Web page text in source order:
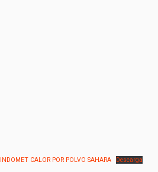
INDOMET CALOR POR POLVO SAHARA Descarga